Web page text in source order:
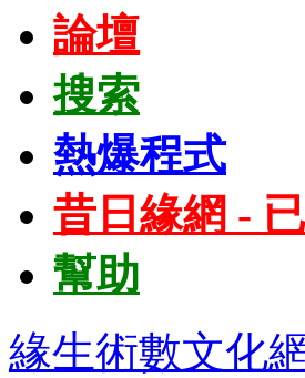
論壇
搜索
熱爆程式
昔日緣網 -
幫助
緣生術數文化